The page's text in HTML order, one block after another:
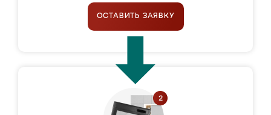
ОСТАВИТЬ ЗАЯВКУ